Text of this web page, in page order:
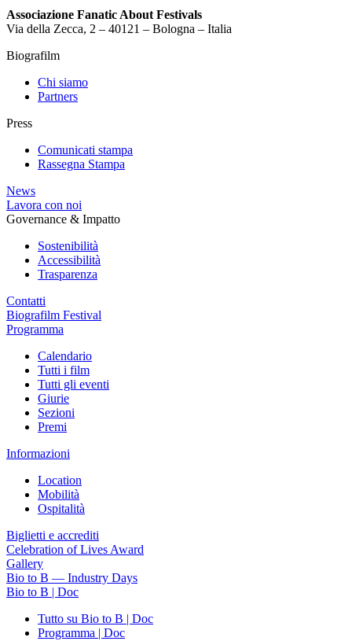
Associazione Fanatic About Festivals
Via della Zecca, 2 – 40121 – Bologna – Italia
Biografilm
Chi siamo
Partners
Press
Comunicati stampa
Rassegna Stampa
News
Lavora con noi
Governance & Impatto
Sostenibilità
Accessibilità
Trasparenza
Contatti
Biografilm Festival
Programma
Calendario
Tutti i film
Tutti gli eventi
Giurie
Sezioni
Premi
Informazioni
Location
Mobilità
Ospitalità
Biglietti e accrediti
Celebration of Lives Award
Gallery
Bio to B — Industry Days
Bio to B | Doc
Tutto su Bio to B | Doc
Programma | Doc